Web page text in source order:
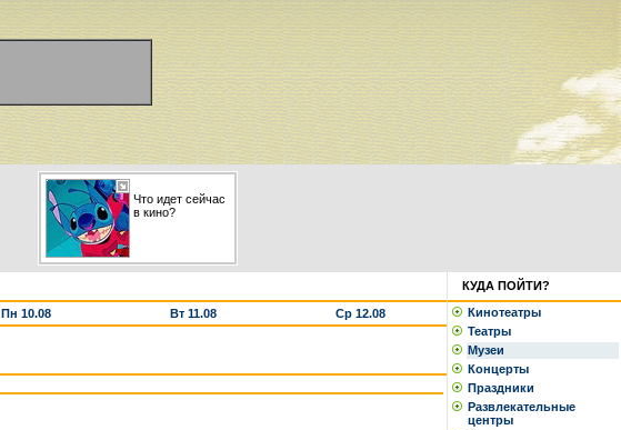
Что идет сейчас
в кино?
Пн 10.08 Вт 11.08
Ср 12.08
КУДА ПОЙТИ?
Кинотеатры
Театры
Музеи
Концерты
Праздники
Развлекательные
центры